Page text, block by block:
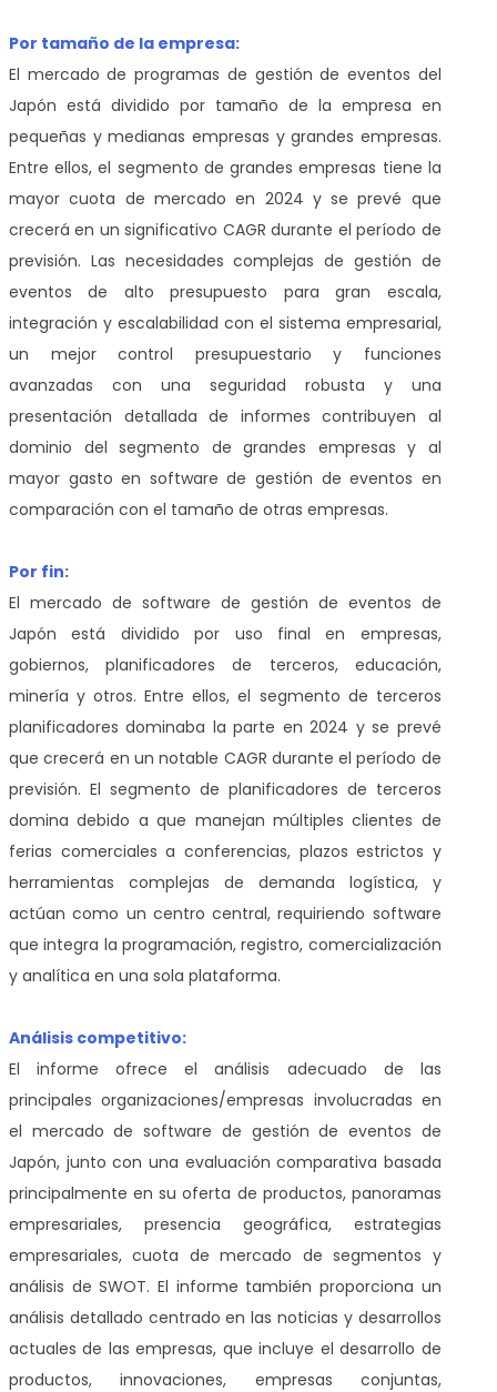
Por tamaño de la empresa:
El mercado de programas de gestión de eventos del
Japón está dividido por tamaño de la empresa en
pequeñas y medianas empresas y grandes empresas.
Entre ellos, el segmento de grandes empresas tiene la
mayor cuota de mercado en 2024 y se prevé que
crecerá en un significativo CAGR durante el período de
previsión. Las necesidades complejas de gestión de
eventos de alto presupuesto para gran escala,
integración y escalabilidad con el sistema empresarial,
un mejor control presupuestario y funciones
avanzadas con una seguridad robusta y una
presentación detallada de informes contribuyen al
dominio del segmento de grandes empresas y al
mayor gasto en software de gestión de eventos en
comparación con el tamaño de otras empresas.
Por fin:
El mercado de software de gestión de eventos de
Japón está dividido por uso final en empresas,
gobiernos, planificadores de terceros, educación,
minería y otros. Entre ellos, el segmento de terceros
planificadores dominaba la parte en 2024 y se prevé
que crecerá en un notable CAGR durante el período de
previsión. El segmento de planificadores de terceros
domina debido a que manejan múltiples clientes de
ferias comerciales a conferencias, plazos estrictos y
herramientas complejas de demanda logística, y
actúan como un centro central, requiriendo software
que integra la programación, registro, comercialización
y analítica en una sola plataforma.
Análisis competitivo:
El informe ofrece el análisis adecuado de las
principales organizaciones/empresas involucradas en
el mercado de software de gestión de eventos de
Japón, junto con una evaluación comparativa basada
principalmente en su oferta de productos, panoramas
empresariales, presencia geográfica, estrategias
empresariales, cuota de mercado de segmentos y
análisis de SWOT. El informe también proporciona un
análisis detallado centrado en las noticias y desarrollos
actuales de las empresas, que incluye el desarrollo de
productos, innovaciones, empresas conjuntas,